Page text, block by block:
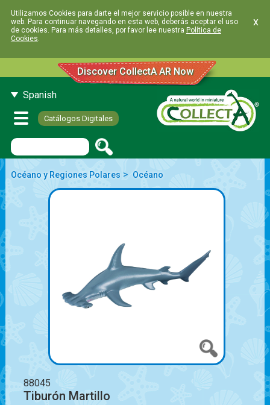
Utilizamos Cookies para darte el mejor servicio posible en nuestra
web. Para continuar navegando en esta web, deberás aceptar el uso
de cookies. Para más detalles, por favor lee nuestra Política de
Cookies.
x
Discover CollectA AR Now
Spanish
Catálogos Digitales
Océano y Regiones Polares > Océano
88045
Tiburón Martillo